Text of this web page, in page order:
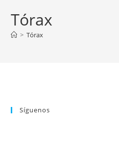
Tórax
> Tórax
Síguenos